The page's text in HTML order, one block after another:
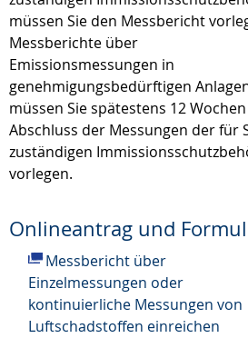
müssen Sie den Messbericht
Messberichte über
Emissionsmessungen in
genehmigungsbedürftigen
müssen Sie spätestens 12
Abschluss der Messungen der für
zuständigen
vorlegen.
Onlineantrag und
Messbericht über
Einzelmessungen oder
kontinuierliche Messungen von
Luftschadstoffen einreichen